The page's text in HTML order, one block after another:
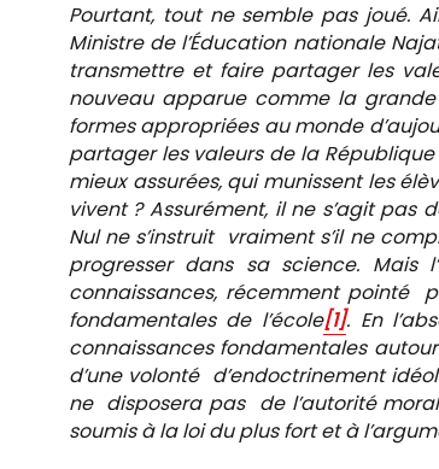
Pourtant, tout ne semble pas joué.
Ministre de l’Éducation nationale
transmettre et faire partager les
nouveau apparue comme la
formes appropriées au monde
partager les valeurs de la
mieux assurées, qui munissent les
vivent ? Assurément, il ne s’agit
Nul ne s’instruit vraiment s’il ne
progresser dans sa science. Mais
connaissances, récemment pointé
fondamentales de l’école[1]. En
connaissances fondamentales
d’une volonté d’endoctrinement
ne disposera pas de l’autorité
soumis à la loi du plus fort et à